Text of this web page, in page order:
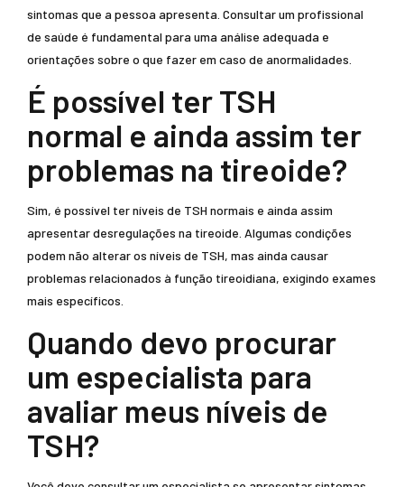
sintomas que a pessoa apresenta. Consultar um profissional
de saúde é fundamental para uma análise adequada e
orientações sobre o que fazer em caso de anormalidades.
É possível ter TSH
normal e ainda assim ter
problemas na tireoide?
Sim, é possível ter níveis de TSH normais e ainda assim
apresentar desregulações na tireoide. Algumas condições
podem não alterar os níveis de TSH, mas ainda causar
problemas relacionados à função tireoidiana, exigindo exames
mais específicos.
Quando devo procurar
um especialista para
avaliar meus níveis de
TSH?